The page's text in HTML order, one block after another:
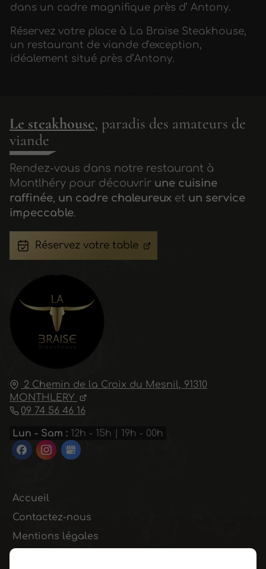
dans un cadre magnifique près d’ Antony.
Réservez votre place à La Braise Steakhouse,
un restaurant de viande d'exception,
idéalement situé près d’Antony.
2 Chemin de la Croix du Mesnil, 91310
MONTHLERY
09 74 56 46 16
Lun - Sam : 12h - 15h | 19h - 00h
Accueil
Contactez-nous
Mentions légales
Le steakhouse, paradis des amateurs de
viande
Rendez-vous dans notre restaurant à
Montlhéry pour découvrir une cuisine
raffinée, un cadre chaleureux et un service
impeccable.
Réservez votre table